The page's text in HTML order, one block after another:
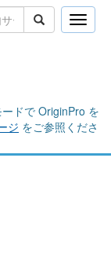
Toggle
ードで OriginPro を
ジ をご参照くださ